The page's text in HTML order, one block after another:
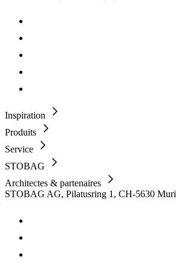
Inspiration
Produits
Service
STOBAG
Architectes & partenaires
STOBAG AG, Pilatusring 1, CH-5630 Muri